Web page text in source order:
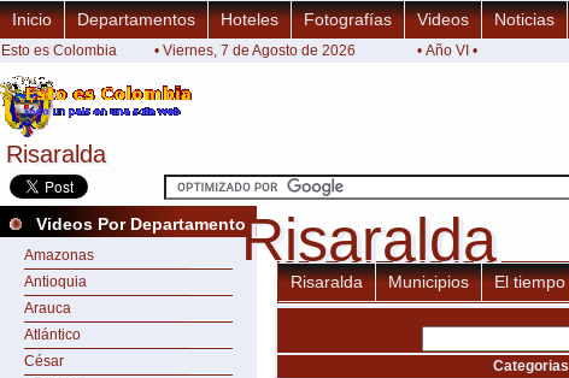
Risaralda
Risaralda
Inicio Departamentos Hoteles Fotografías Videos Noticias
Esto es Colombia • Viernes, 7 de Agosto de 2026 • Año VI •
Videos Por Departamento
Amazonas
Antioquia
Arauca
Atlántico
César
Risaralda
Risaralda
Risaralda Municipios El tiempo
Categorias